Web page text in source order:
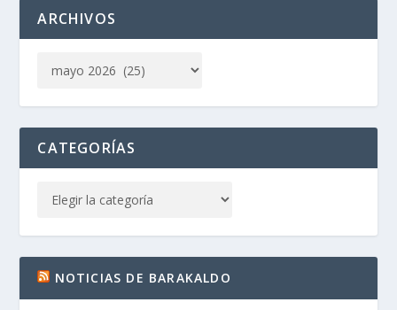
ARCHIVOS
CATEGORÍAS
NOTICIAS DE BARAKALDO